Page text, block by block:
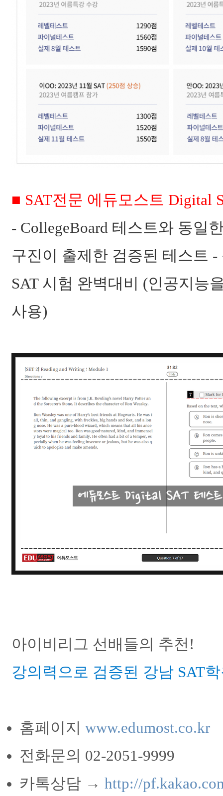
■ SAT전문 에듀모스트 Digital
- CollegeBoard 테스트와 동일
구진이 출제한 검증된 테스트
SAT 시험 완벽대비 (인공지능
사용)
아이비리그 선배들의 추천!
강의력으로 검증된 강남 SAT
홈페이지 www.edumost.co.kr
전화문의 02-2051-9999
카톡상담 → http://